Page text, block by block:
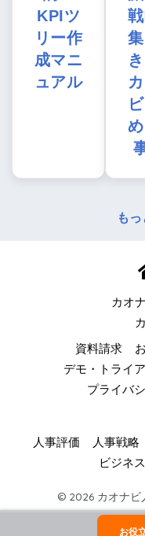
KPIツ
リー作
成マニ
ュアル
も
カオ
資料請求
デモ・トライ
プライバ
人事評価 人事戦略
ビジネ
© 2026 カオナビ
お役